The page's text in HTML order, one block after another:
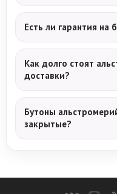
Есть ли гарантия на
Как долго стоят
доставки?
Бутоны
закрытые?